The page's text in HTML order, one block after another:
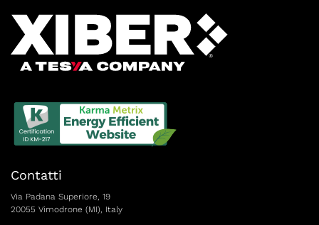
Contatti
Via Padana Superiore, 19
20055 Vimodrone (MI), Italy